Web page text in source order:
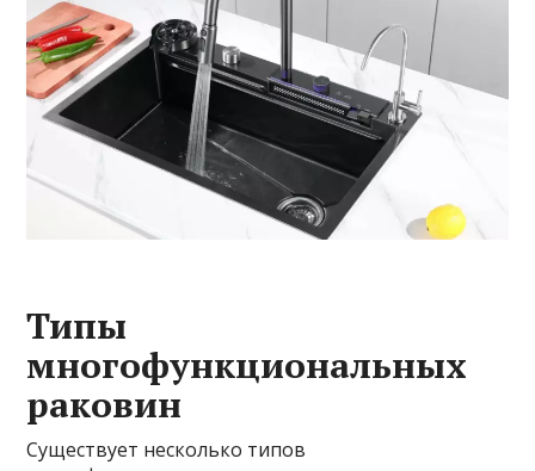
Типы
многофункциональных
раковин
Существует несколько типов